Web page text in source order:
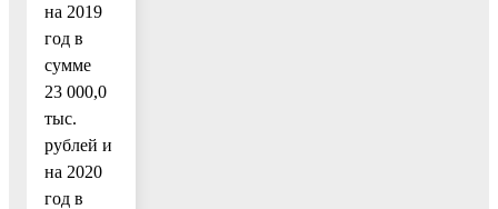
на 2019
год в
сумме
23 000,0
тыс.
рублей и
на 2020
год в